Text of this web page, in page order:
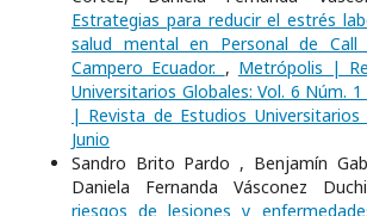
Estrategias para reducir el estrés
salud mental en Personal de Call
Campero Ecuador. , Metrópolis |
Universitarios Globales: Vol. 6 Núm.
| Revista de Estudios
Junio
Sandro Brito Pardo , Benjamín
Daniela Fernanda Vásconez
riesgos de lesiones y